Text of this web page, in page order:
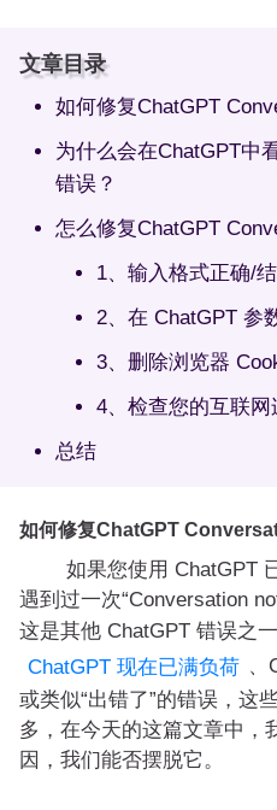
文章目录
如何修复ChatGPT
为什么会在ChatGPT中
错误？
怎么修复ChatGPT
1、输入格式正确/
2、在 ChatGPT 参
3、删除浏览器
4、检查您的互联网
总结
如何修复ChatGPT
如果您使用 ChatGPT
遇到过一次“Conversation
这是其他 ChatGPT 错误之
ChatGPT 现在已满负荷 、
或类似“出错了”的错误，这
多，在今天的这篇文章中，
因，我们能否摆脱它。